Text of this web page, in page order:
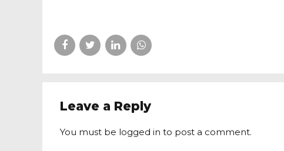
Leave a Reply
You must be logged in to post a comment.